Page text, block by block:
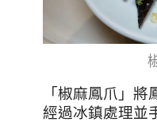
「椒麻鳳爪」將
經過冰鎮處理並